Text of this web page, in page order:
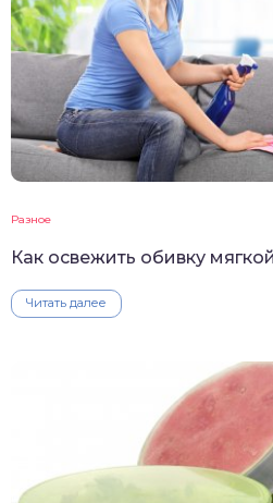
Разное
Как освежить обивку
Читать далее